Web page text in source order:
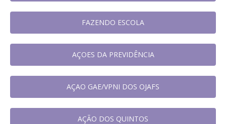
FAZENDO ESCOLA
AÇOES DA PREVIDÊNCIA
AÇAO GAE/VPNI DOS OJAFS
AÇÃO DOS QUINTOS